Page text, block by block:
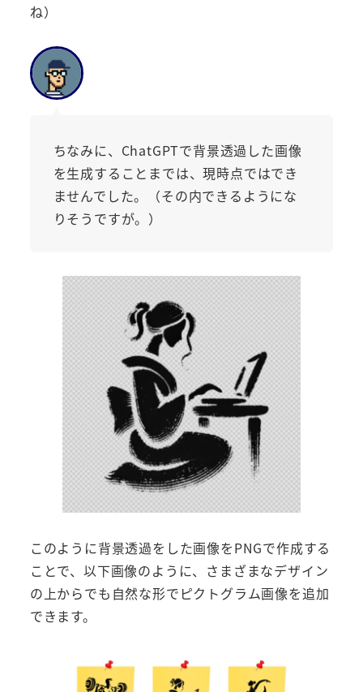
ね）
ちなみに、ChatGPTで背景透過した画像
を生成することまでは、現時点ではでき
ませんでした。（その内できるようにな
りそうですが。）
このように背景透過をした画像をPNGで作成する
ことで、以下画像のように、さまざまなデザイン
の上からでも自然な形でピクトグラム画像を追加
できます。